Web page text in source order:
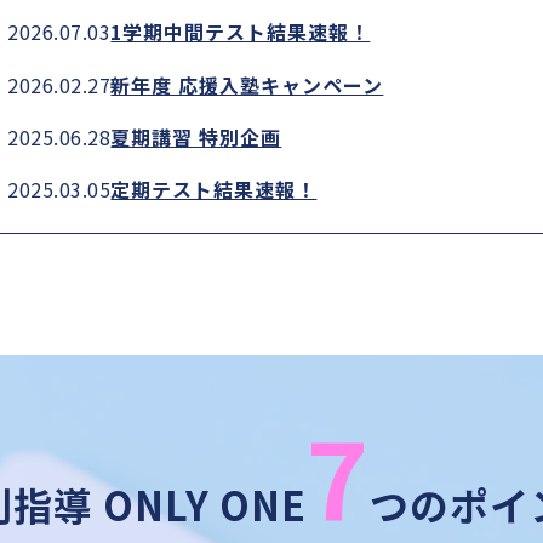
1学期中間テスト結果速報！
2026.07.03
新年度 応援入塾キャンペーン
2026.02.27
夏期講習 特別企画
2025.06.28
定期テスト結果速報！
2025.03.05
導 ONLY ONE7つのポイ